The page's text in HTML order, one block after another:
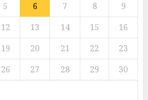
5 6 7 8
9
12 13 14 15
16
19 20 21 22
23
26 27 28 29
30